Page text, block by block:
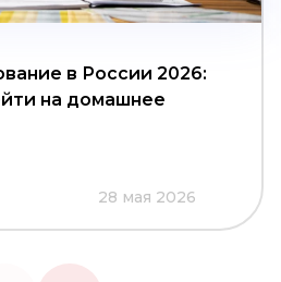
в России 2026:
на домашнее
28 мая 2026